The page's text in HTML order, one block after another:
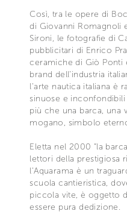
Così, tra le opere di
di Giovanni Romagnoli
Sironi, le fotografie di
pubblicitari di Enrico
ceramiche di Giò Ponti
brand dell’industria
l'arte nautica italiana è
sinuose e inconfondibili
più che una barca, una
mogano, simbolo
Eletta nel 2000 “la
lettori della prestigiosa
l’Aquarama è un
scuola cantieristica,
piccola vite, è oggetto
essere pura dedizione.